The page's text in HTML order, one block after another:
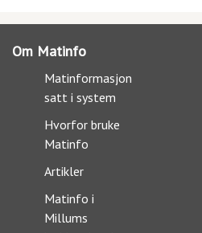
Om Matinfo
Matinformasjon
satt i system
Hvorfor bruke
Matinfo
Artikler
Matinfo i
Millums